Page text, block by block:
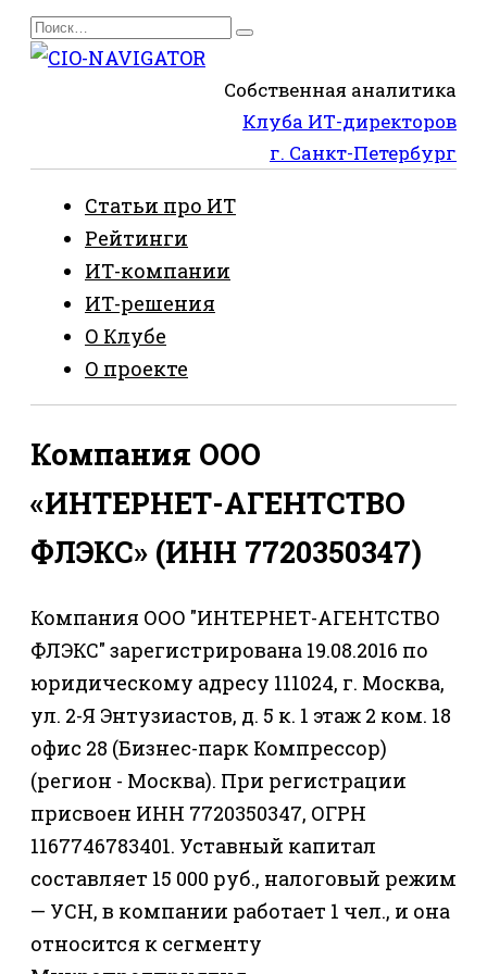
Перейти
к
Search
for:
Собственная аналитика
Клуба ИТ-директоров
г. Санкт-Петербург
Статьи про ИТ
Рейтинги
ИТ-компании
ИТ-решения
О Клубе
О проекте
Компания ООО
«ИНТЕРНЕТ-АГЕНТСТВО
ФЛЭКС» (ИНН 7720350347)
Компания ООО "ИНТЕРНЕТ-АГЕНТСТВО
ФЛЭКС" зарегистрирована 19.08.2016 по
юридическому адресу 111024, г. Москва,
ул. 2-Я Энтузиастов, д. 5 к. 1 этаж 2 ком. 18
офис 28 (Бизнес-парк Компрессор)
(регион - Москва). При регистрации
присвоен ИНН 7720350347, ОГРН
1167746783401. Уставный капитал
составляет 15 000 руб., налоговый режим
— УСН, в компании работает 1 чел., и она
относится к сегменту